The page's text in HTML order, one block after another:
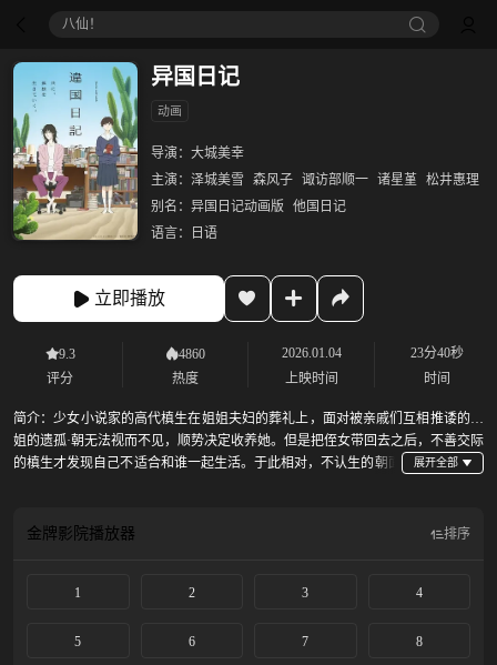
八仙！
异国日记
动画
导演： 大城美幸
主演： 泽城美雪 森风子 诹访部顺一 诸星堇
松井惠理
别名： 异国日记动画版
他国日记
语言：
日语
立即播放
9.3
评分
4860
热度
2026.01.04
上映时间
23分40秒
时间
简介：少女小说家的高代槙生在姐姐夫妇的葬礼上，面对被亲戚们互相推诿的姐
姐的遗孤·朝无法视而不见，顺势决定收养她。但是把侄女带回去之后，不善交际
的槙生才发现自己不适合和谁一起生活。于此相对，不认生的朝面
金牌影院播放器 排序
1 2 3 4
5 6 7 8